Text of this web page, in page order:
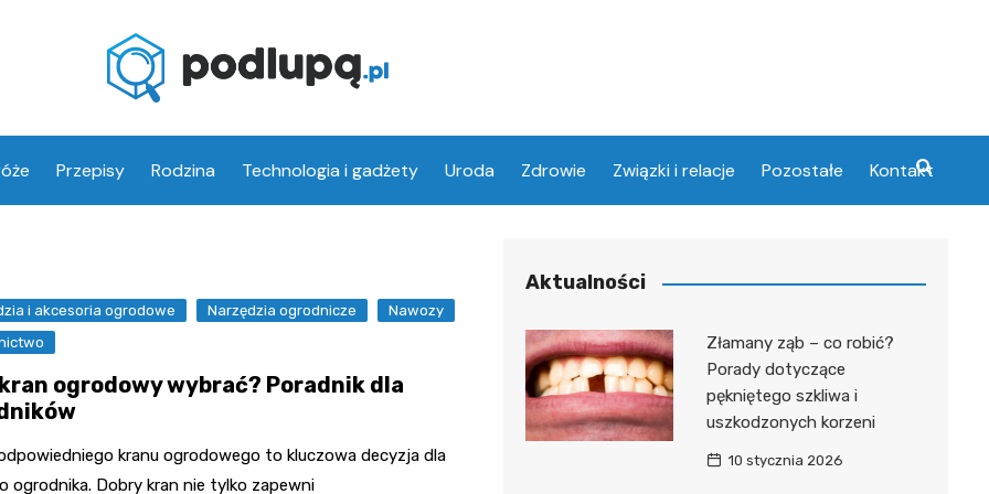
Przepisy Rodzina Technologia i gadżety Uroda Zdrowie Związki i relacje Pozostałe Kontakt
i akcesoria ogrodowe Narzędzia ogrodnicze
Nawozy
ogrodowy wybrać? Poradnik dla
kranu ogrodowego to kluczowa decyzja dla
ogrodnika. Dobry kran nie tylko zapewni
Aktualności
Złamany ząb – co robić?
Porady dotyczące
pękniętego szkliwa i
uszkodzonych korzeni
10 stycznia 2026